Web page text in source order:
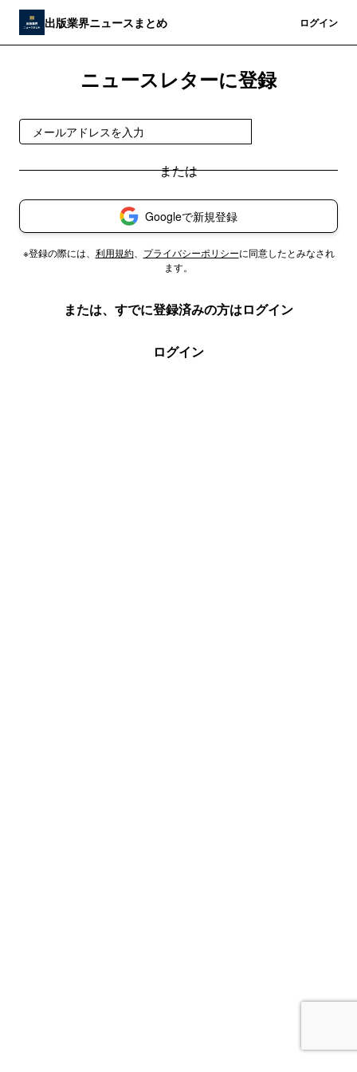
出版業界ニュースまとめ ログイン
ニュースレターに登録
Googleで新規登録
※登録の際には、 利用規約、 プライバシーポリシーに同意したとみなされ
ます。
または、すでに登録済みの方はログイン
ログイン